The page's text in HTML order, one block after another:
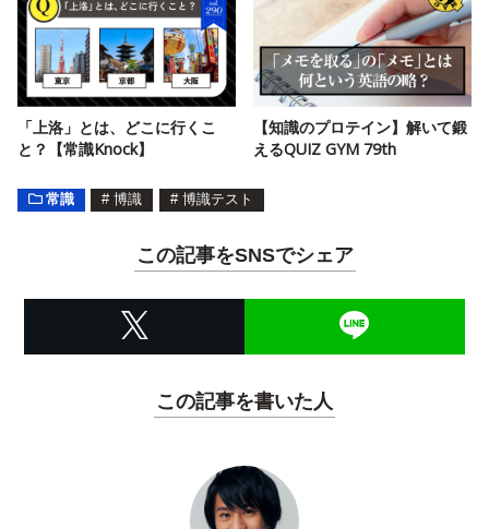
「上洛」とは、どこに行くこ
と？【常識Knock】
【知識のプロテイン】解いて鍛
えるQUIZ GYM 79th
常識 # 博識 # 博識テスト
この記事をSNSでシェア
この記事を書いた人